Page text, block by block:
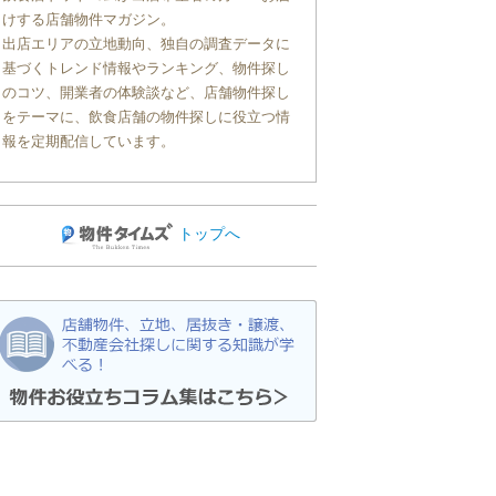
けする店舗物件マガジン。
出店エリアの立地動向、独自の調査データに
基づくトレンド情報やランキング、物件探し
のコツ、開業者の体験談など、店舗物件探し
をテーマに、飲食店舗の物件探しに役立つ情
報を定期配信しています。
トップへ